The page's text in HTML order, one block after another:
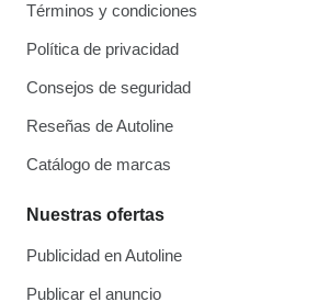
Términos y condiciones
Política de privacidad
Consejos de seguridad
Reseñas de Autoline
Catálogo de marcas
Nuestras ofertas
Publicidad en Autoline
Publicar el anuncio